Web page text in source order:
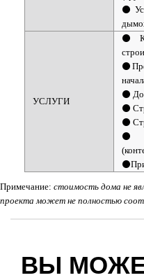
УСЛУГИ
⚫
⚫
⚫
⚫
Примечание: стоимость дома не
проекта может не полностью
ВЫ